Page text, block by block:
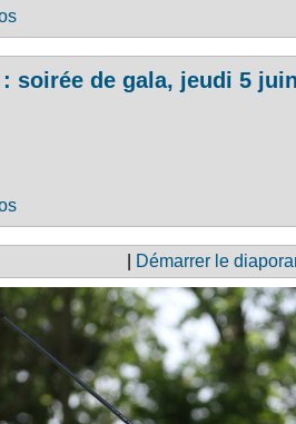
soirée de gala, jeudi 5
Démarrer le